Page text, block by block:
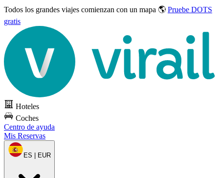
Todos los grandes viajes comienzan con un mapa 🌎 Pruebe DOTS
gratis
Hoteles
Coches
Centro de ayuda
Mis Reservas
ES | EUR